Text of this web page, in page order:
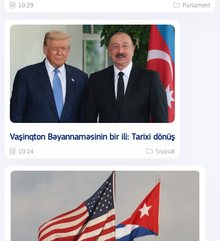
10:29 Parlament
Vaşinqton Bəyannaməsinin bir ili: Tarixi dönüş
10:14 Siyasət